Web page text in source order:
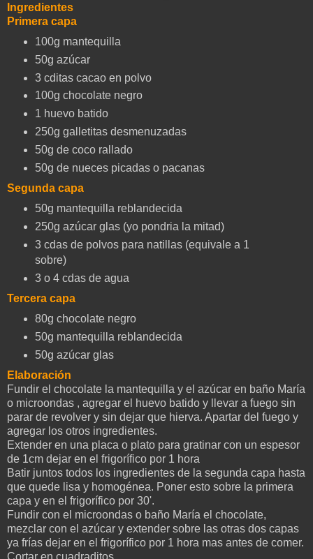
Ingredientes
Primera capa
100g mantequilla
50g azúcar
3 cditas cacao en polvo
100g chocolate negro
1 huevo batido
250g galletitas desmenuzadas
50g de coco rallado
50g de nueces picadas o pacanas
Segunda capa
50g mantequilla reblandecida
250g azúcar glas (yo pondria la mitad)
3 cdas de polvos para natillas (equivale a 1
sobre)
3 o 4 cdas de agua
Tercera capa
80g chocolate negro
50g mantequilla reblandecida
50g azúcar glas
Elaboración
Fundir el chocolate la mantequilla y el azúcar en baño María
o microondas , agregar el huevo batido y llevar a fuego sin
parar de revolver y sin dejar que hierva. Apartar del fuego y
agregar los otros ingredientes.
Extender en una placa o plato para gratinar con un espesor
de 1cm dejar en el frigorífico por 1 hora
Batir juntos todos los ingredientes de la segunda capa hasta
que quede lisa y homogénea. Poner esto sobre la primera
capa y en el frigorífico por 30'.
Fundir con el microondas o baño María el chocolate,
mezclar con el azúcar y extender sobre las otras dos capas
ya frías dejar en el frigorífico por 1 hora mas antes de comer.
Cortar en cuadraditos.